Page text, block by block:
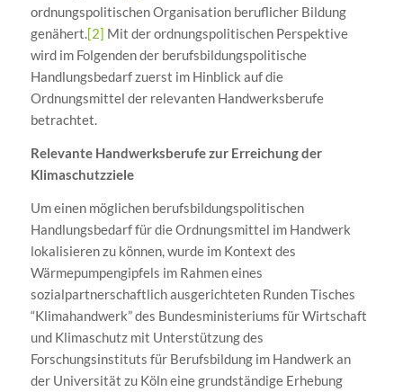
ordnungspolitischen Organisation beruflicher Bildung
genähert.[2] Mit der ordnungspolitischen Perspektive
wird im Folgenden der berufsbildungspolitische
Handlungsbedarf zuerst im Hinblick auf die
Ordnungsmittel der relevanten Handwerksberufe
betrachtet.
Relevante Handwerksberufe zur Erreichung der
Klimaschutzziele
Um einen möglichen berufsbildungspolitischen
Handlungsbedarf für die Ordnungsmittel im Handwerk
lokalisieren zu können, wurde im Kontext des
Wärmepumpengipfels im Rahmen eines
sozialpartnerschaftlich ausgerichteten Runden Tisches
“Klimahandwerk” des Bundesministeriums für Wirtschaft
und Klimaschutz mit Unterstützung des
Forschungsinstituts für Berufsbildung im Handwerk an
der Universität zu Köln eine grundständige Erhebung